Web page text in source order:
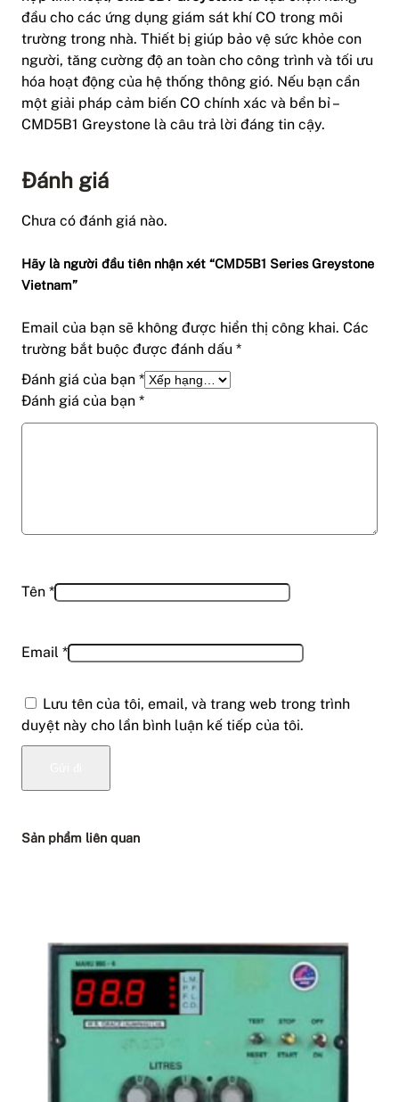
đầu cho các ứng dụng giám sát khí CO trong môi
trường trong nhà. Thiết bị giúp bảo vệ sức khỏe con
người, tăng cường độ an toàn cho công trình và tối ưu
hóa hoạt động của hệ thống thông gió. Nếu bạn cần
một giải pháp cảm biến CO chính xác và bền bỉ –
CMD5B1 Greystone là câu trả lời đáng tin cậy.
Đánh giá
Chưa có đánh giá nào.
Hãy là người đầu tiên nhận xét “CMD5B1 Series Greystone
Vietnam”
Email của bạn sẽ không được hiển thị công khai. Các
trường bắt buộc được đánh dấu *
Đánh giá của bạn *
Đánh giá của bạn *
Tên *
Email *
Lưu tên của tôi, email, và trang web trong trình
duyệt này cho lần bình luận kế tiếp của tôi.
Sản phẩm liên quan